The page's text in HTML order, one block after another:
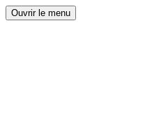
Ouvrir le menu